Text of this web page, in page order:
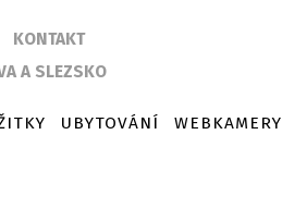
KONTAKT
A SLEZSKO
UBYTOVÁNÍ WEBKAMERY